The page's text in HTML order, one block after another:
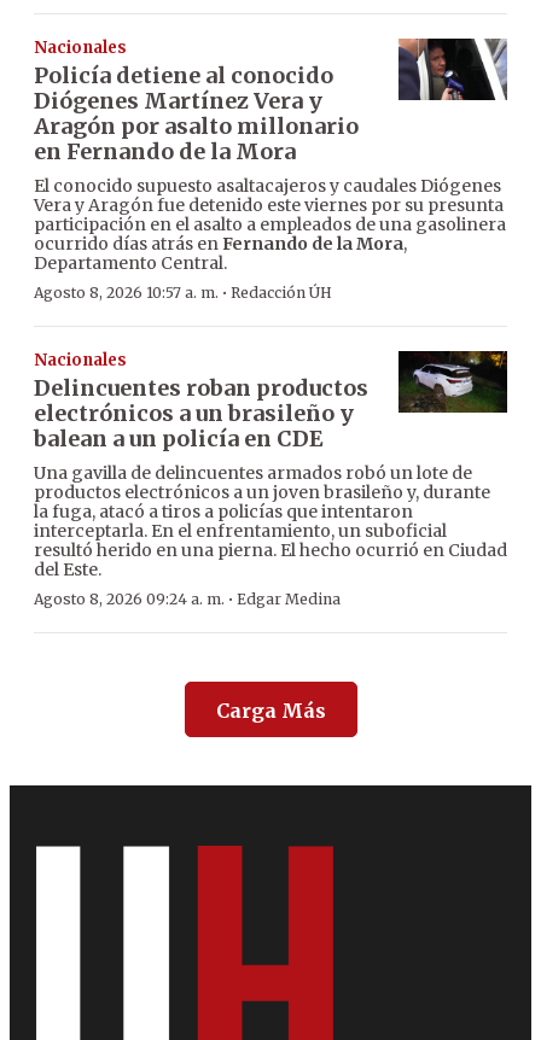
Nacionales
Policía detiene al conocido
Diógenes Martínez Vera y
Aragón por asalto millonario
en Fernando de la Mora
El conocido supuesto asaltacajeros y caudales Diógenes
Vera y Aragón fue detenido este viernes por su presunta
participación en el asalto a empleados de una gasolinera
ocurrido días atrás enFernando de la Mora,
Departamento Central.
Agosto 8, 2026 10:57 a. m. · Redacción ÚH
Nacionales
Delincuentes roban productos
electrónicos a un brasileño y
balean a un policía en CDE
Una gavilla de delincuentes armados robó un lote de
productos electrónicos a un joven brasileño y, durante
la fuga, atacó a tiros a policías que intentaron
interceptarla. En el enfrentamiento, un suboficial
resultó herido en una pierna. El hecho ocurrió en Ciudad
del Este.
Agosto 8, 2026 09:24 a. m. · Edgar Medina
Carga Más